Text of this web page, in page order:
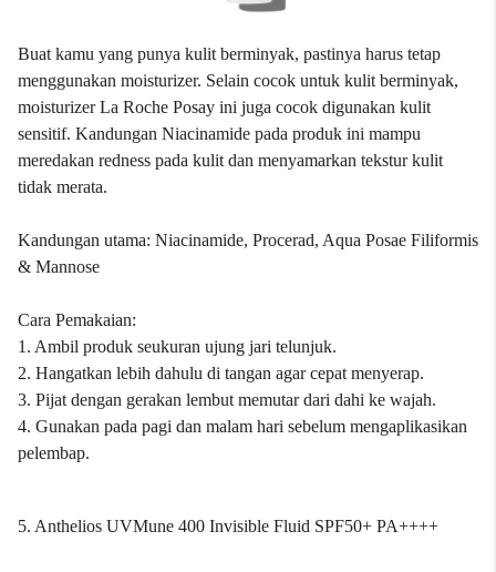
Buat kamu yang punya kulit berminyak, pastinya harus tetap
menggunakan moisturizer. Selain cocok untuk kulit berminyak,
moisturizer La Roche Posay ini juga cocok digunakan kulit
sensitif. Kandungan Niacinamide pada produk ini mampu
meredakan redness pada kulit dan menyamarkan tekstur kulit
tidak merata.
Kandungan utama: Niacinamide, Procerad, Aqua Posae Filiformis
& Mannose
Cara Pemakaian:
1. Ambil produk seukuran ujung jari telunjuk.
2. Hangatkan lebih dahulu di tangan agar cepat menyerap.
3. Pijat dengan gerakan lembut memutar dari dahi ke wajah.
4. Gunakan pada pagi dan malam hari sebelum mengaplikasikan
pelembap.
5. Anthelios UVMune 400 Invisible Fluid SPF50+ PA++++